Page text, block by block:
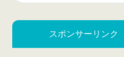
スポンサーリンク